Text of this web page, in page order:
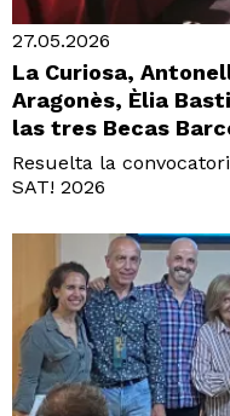
27.05.2026
La Curiosa,
Aragonès, Èlia
las tres Becas
Resuelta la
SAT! 2026